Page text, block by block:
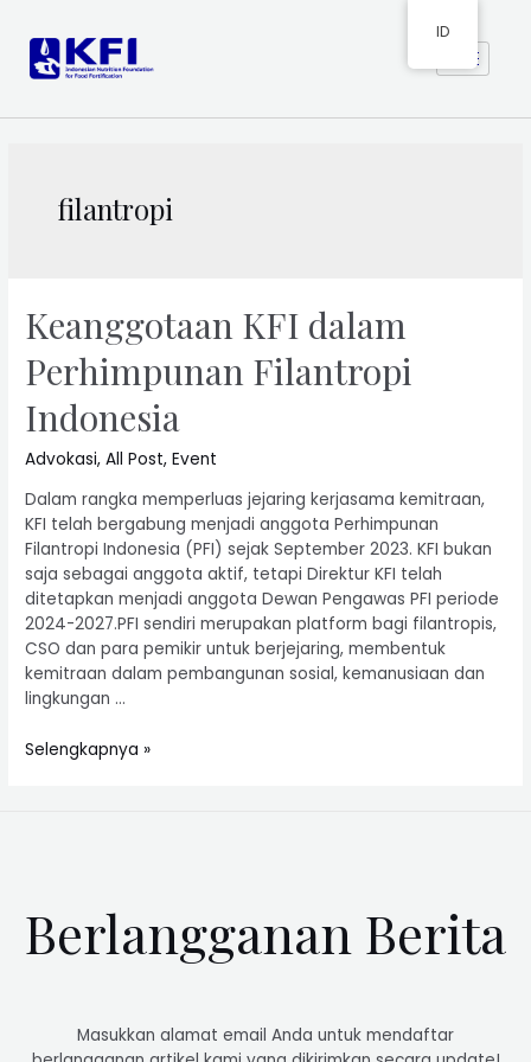
filantropi
Keanggotaan KFI dalam
Perhimpunan Filantropi
Indonesia
Advokasi,All Post,Event
Dalam rangka memperluas jejaring kerjasama kemitraan,
KFI telah bergabung menjadi anggota Perhimpunan
Filantropi Indonesia (PFI) sejak September 2023. KFI bukan
saja sebagai anggota aktif, tetapi Direktur KFI telah
ditetapkan menjadi anggota Dewan Pengawas PFI periode
2024-2027.PFI sendiri merupakan platform bagi filantropis,
CSO dan para pemikir untuk berjejaring, membentuk
kemitraan dalam pembangunan sosial, kemanusiaan dan
lingkungan …
Selengkapnya »
Berlangganan Berita
Masukkan alamat email Anda untuk mendaftar
ID